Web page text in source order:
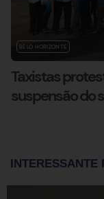
BELO HORIZONTE
Taxistas
suspensão do